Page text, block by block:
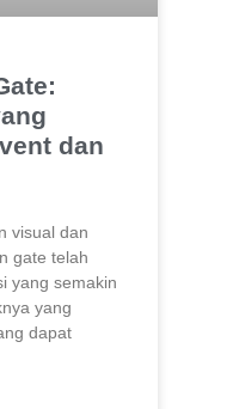
dan
visual dan
gate telah
yang semakin
yang
dapat